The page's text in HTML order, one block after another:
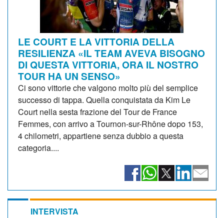
LE COURT E LA VITTORIA DELLA
RESILIENZA «IL TEAM AVEVA BISOGNO
DI QUESTA VITTORIA, ORA IL NOSTRO
TOUR HA UN SENSO»
Ci sono vittorie che valgono molto più del semplice
successo di tappa. Quella conquistata da Kim Le
Court nella sesta frazione del Tour de France
Femmes, con arrivo a Tournon-sur-Rhône dopo 153,
4 chilometri, appartiene senza dubbio a questa
categoria....
INTERVISTA